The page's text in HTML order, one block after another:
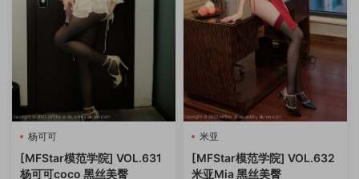
杨可可
[MFStar模范学院] VOL.631
杨可可coco 黑丝美臀
米亚
[MFStar模范学院] VOL.632
米亚Mia 黑丝美臀